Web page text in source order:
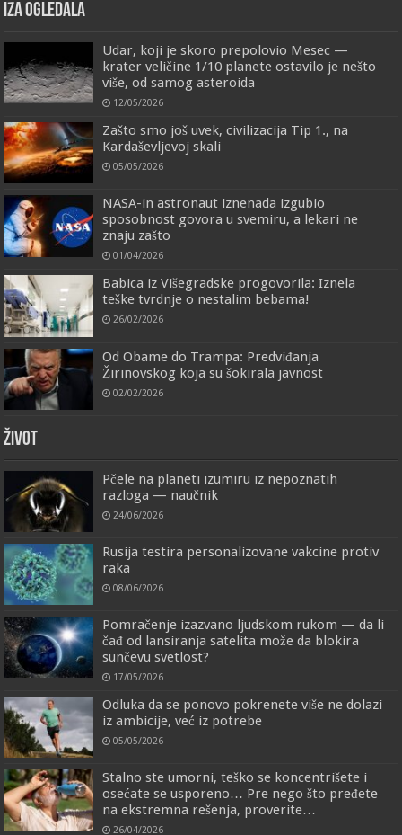
IZA OGLEDALA
Udar, koji je skoro prepolovio Mesec —
krater veličine 1/10 planete ostavilo je nešto
više, od samog asteroida
12/05/2026
Zašto smo još uvek, civilizacija Tip 1., na
Kardaševljevoj skali
05/05/2026
NASA-in astronaut iznenada izgubio
sposobnost govora u svemiru, a lekari ne
znaju zašto
01/04/2026
Babica iz Višegradske progovorila: Iznela
teške tvrdnje o nestalim bebama!
26/02/2026
Od Obame do Trampa: Predviđanja
Žirinovskog koja su šokirala javnost
02/02/2026
ŽIVOT
Pčele na planeti izumiru iz nepoznatih
razloga — naučnik
24/06/2026
Rusija testira personalizovane vakcine protiv
raka
08/06/2026
Pomračenje izazvano ljudskom rukom — da li
čađ od lansiranja satelita može da blokira
sunčevu svetlost?
17/05/2026
Odluka da se ponovo pokrenete više ne dolazi
iz ambicije, već iz potrebe
05/05/2026
Stalno ste umorni, teško se koncentrišete i
osećate se usporeno… Pre nego što pređete
na ekstremna rešenja, proverite…
26/04/2026